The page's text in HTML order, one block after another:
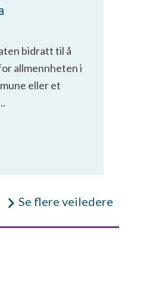
bidratt til å
allmennheten i
eller et
Se flere veiledere